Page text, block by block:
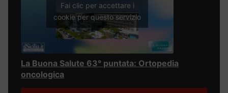
Fai clic per accettare i
cookie per questo servizio
La Buona Salute 63° puntata: Ortopedia
oncologica